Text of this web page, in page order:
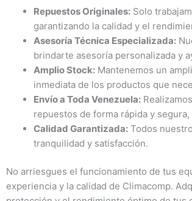
Repuestos Originales: Solo
garantizando la calidad y el
Asesoría Técnica Especializada:
brindarte asesoría personalizada y
Amplio Stock: Mantenemos un
inmediata de los productos que
Envío a Toda Venezuela:
repuestos de forma rápida y
Calidad Garantizada: Todos
tranquilidad y satisfacción.
No arriesgues el funcionamiento de tus
experiencia y la calidad de Climacomp.